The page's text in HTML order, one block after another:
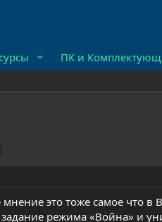
ПК и
это тоже самое что в
режима «Война» и